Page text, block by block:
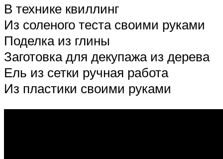
В технике квиллинг
Из соленого теста своими руками
Поделка из глины
Заготовка для декупажа из дерева
Ель из сетки ручная работа
Из пластики своими руками